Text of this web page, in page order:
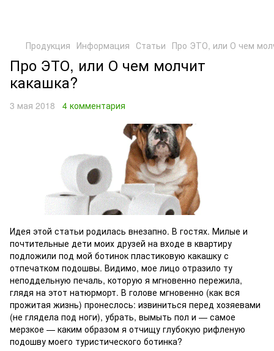
Продукция Информация Статьи Про ЭТО, или О чем
Про ЭТО, или О чем молчит
какашка?
3 мая 2018 4 комментария
Идея этой статьи родилась внезапно. В гостях. Милые и
почтительные дети моих друзей на входе в квартиру
подложили под мой ботинок пластиковую какашку с
отпечатком подошвы. Видимо, мое лицо отразило ту
неподдельную печаль, которую я мгновенно пережила,
глядя на этот натюрморт. В голове мгновенно (как вся
прожитая жизнь) пронеслось: извиниться перед хозяевами
(не глядела под ноги), убрать, вымыть пол и — самое
мерзкое — каким образом я отчищу глубокую рифленую
подошву моего туристического ботинка?